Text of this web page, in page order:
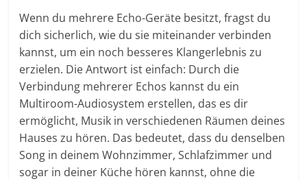
Wenn du mehrere Echo-Geräte besitzt, fragst du
dich sicherlich, wie du sie miteinander verbinden
kannst, um ein noch besseres Klangerlebnis zu
erzielen. Die Antwort ist einfach: Durch die
Verbindung mehrerer Echos kannst du ein
Multiroom-Audiosystem erstellen, das es dir
ermöglicht, Musik in verschiedenen Räumen deines
Hauses zu hören. Das bedeutet, dass du denselben
Song in deinem Wohnzimmer, Schlafzimmer und
sogar in deiner Küche hören kannst, ohne die